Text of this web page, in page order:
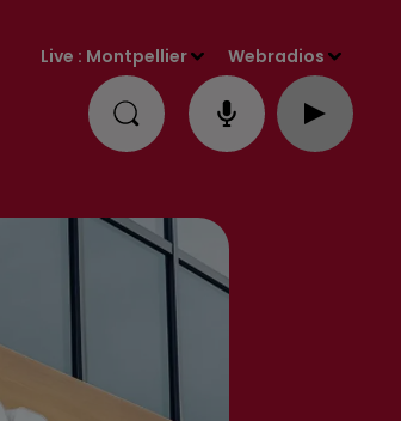
Live : Montpellier Webradios